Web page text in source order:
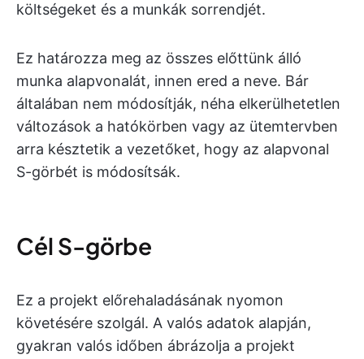
költségeket és a munkák sorrendjét.
Ez határozza meg az összes előttünk álló
munka alapvonalát, innen ered a neve. Bár
általában nem módosítják, néha elkerülhetetlen
változások a hatókörben vagy az ütemtervben
arra késztetik a vezetőket, hogy az alapvonal
S-görbét is módosítsák.
Cél S-görbe
Ez a projekt előrehaladásának nyomon
követésére szolgál. A valós adatok alapján,
gyakran valós időben ábrázolja a projekt